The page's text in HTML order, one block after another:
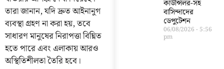
তারা জানান, যদি দ্রুত আইনানুগ
ব্যবস্থা গ্রহণ না করা হয়, তবে
সাধারণ মানুষের নিরাপত্তা বিঘ্নিত
হতে পারে এবং এলাকায় আরও
অস্থিতিশীলতা তৈরি হবে।
কাউন্সিলর-সহ
বাসিন্দাদের
ডেপুটেশন
06/08/2026 5:56
pm